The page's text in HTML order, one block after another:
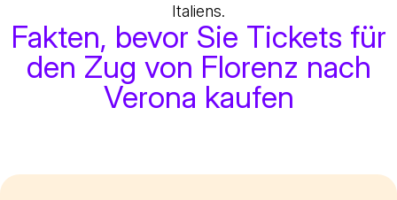
Italiens.
Fakten, bevor Sie Tickets für
den Zug von Florenz nach
Verona kaufen